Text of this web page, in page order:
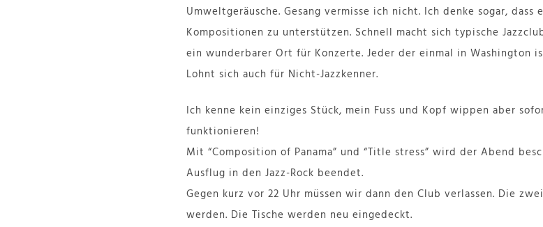
Umweltgeräusche. Gesang vermisse ich nicht. Ich denke sogar,
Kompositionen zu unterstützen. Schnell macht sich typische
ein wunderbarer Ort für Konzerte. Jeder der einmal in Washington
Lohnt sich auch für Nicht-Jazzkenner.
Ich kenne kein einziges Stück, mein Fuss und Kopf wippen aber
funktionieren!
Mit “Composition of Panama” und “Title stress” wird der Abend
Ausflug in den Jazz-Rock beendet.
Gegen kurz vor 22 Uhr müssen wir dann den Club verlassen. Die
werden. Die Tische werden neu eingedeckt.